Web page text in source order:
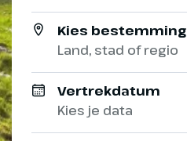
Kies bestemming
Land, stad of regio
Vertrekdatum
Kies je data